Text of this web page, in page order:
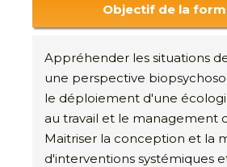
Objectif de la
Appréhender les situations
une perspective
le déploiement d'une
au travail et le management
Maitriser la conception et la
d'interventions systémiques